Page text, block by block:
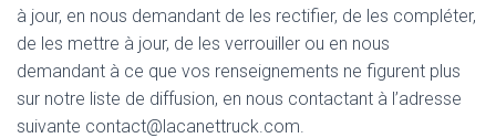
à jour, en nous demandant de les rectifier, de les compléter,
de les mettre à jour, de les verrouiller ou en nous
demandant à ce que vos renseignements ne figurent plus
sur notre liste de diffusion, en nous contactant à l’adresse
suivante contact@lacanettruck.com.